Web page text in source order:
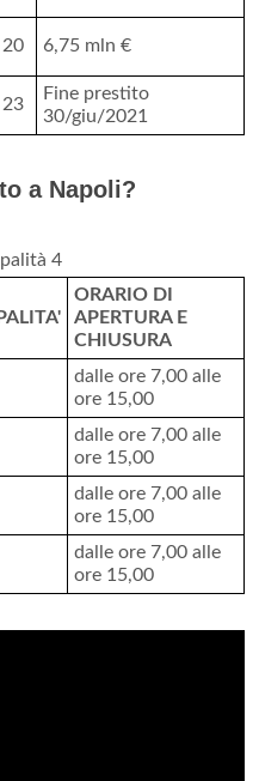
20 6,75 mln €
23
Fine prestito
30/giu/2021
a Napoli?
4
ORARIO DI
APERTURA E
CHIUSURA
dalle ore 7,00 alle
ore 15,00
dalle ore 7,00 alle
ore 15,00
dalle ore 7,00 alle
ore 15,00
dalle ore 7,00 alle
ore 15,00